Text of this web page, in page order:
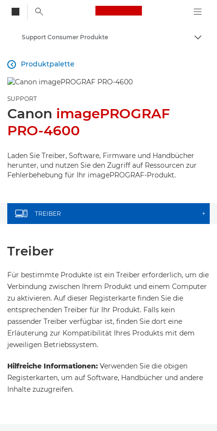
Canon Logo, back
Auf
Support Consumer Produkte
Produktpalette

SUPPORT
Canon imagePROGRAF
PRO-4600
Laden Sie Treiber, Software, Firmware und Handbücher
herunter, und nutzen Sie den Zugriff auf Ressourcen zur
Fehlerbehebung für Ihr imagePROGRAF-Produkt.
TREIBER +
Treiber
Für bestimmte Produkte ist ein Treiber erforderlich, um die
Verbindung zwischen Ihrem Produkt und einem Computer
zu aktivieren. Auf dieser Registerkarte finden Sie die
entsprechenden Treiber für Ihr Produkt. Falls kein
passender Treiber verfügbar ist, finden Sie dort eine
Erläuterung zur Kompatibilität Ihres Produkts mit dem
jeweiligen Betriebssystem.
Hilfreiche Informationen: Verwenden Sie die obigen
Registerkarten, um auf Software, Handbücher und andere
Inhalte zuzugreifen.